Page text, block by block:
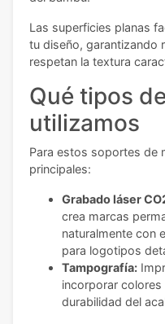
Las superficies planas
tu diseño, garantizando
respetan la textura
Qué tipos
utilizamos
Para estos soportes de
principales:
Grabado láser
crea marcas
naturalmente con
para logotipos
Tampografía:
incorporar
durabilidad del